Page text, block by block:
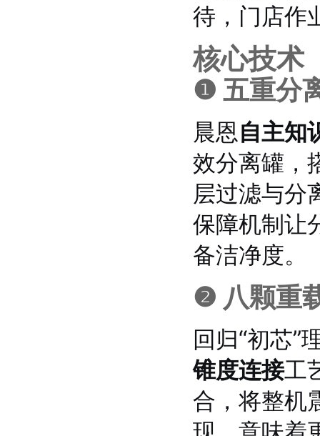
待，门店作
核心技术
❶ 五重分
晨恩自主知
效分离罐，
层过滤与分
保障机制让
备洁净度。
❷ 八颗重
回归“初芯”
锥度连接工
合，将整机